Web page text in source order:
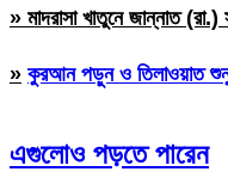
» মাদরাসা খাতুনে জান্নাত
» কুরআন পড়ুন ও তিলাওয়াত
এগুলোও পড়তে পারেন